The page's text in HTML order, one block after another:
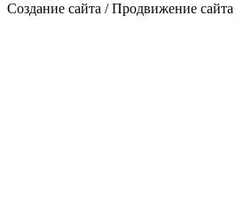
Создание сайта / Продвижение сайта